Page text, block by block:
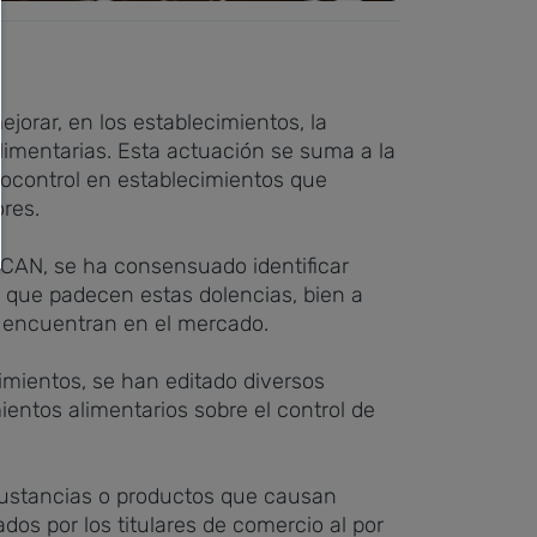
en los establecimientos, la
Esta actuación se suma a la
en establecimientos que
se ha consensuado identificar
padecen estas dolencias, bien a
en el mercado.
se han editado diversos
alimentarios sobre el control de
o productos que causan
por los titulares de comercio al por